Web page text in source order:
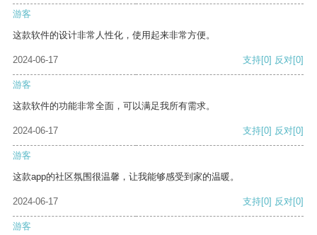
游客
这款软件的设计非常人性化，使用起来非常方便。
2024-06-17 支持[0] 反对[0]
游客
这款软件的功能非常全面，可以满足我所有需求。
2024-06-17 支持[0] 反对[0]
游客
这款app的社区氛围很温馨，让我能够感受到家的温暖。
2024-06-17 支持[0] 反对[0]
游客